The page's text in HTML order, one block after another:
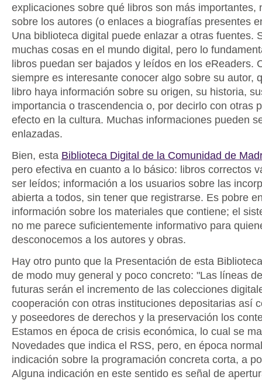
explicaciones sobre qué libros son más importantes,
sobre los autores (o enlaces a biografías presentes
Una biblioteca digital puede enlazar a otras fuentes.
muchas cosas en el mundo digital, pero lo
libros puedan ser bajados y leídos en los eReaders.
siempre es interesante conocer algo sobre su autor,
libro haya información sobre su origen, su historia,
importancia o trascendencia o, por decirlo con otras
efecto en la cultura. Muchas informaciones pueden
enlazadas.
Bien, esta Biblioteca Digital de la Comunidad de
pero efectiva en cuanto a lo básico: libros correctos
ser leídos; información a los usuarios sobre las
abierta a todos, sin tener que registrarse. Es pobre
información sobre los materiales que contiene; el
no me parece suficientemente informativo para
desconocemos a los autores y obras.
Hay otro punto que la Presentación de esta
de modo muy general y poco concreto: "Las líneas
futuras serán el incremento de las colecciones
cooperación con otras instituciones depositarias así
y poseedores de derechos y la preservación los
Estamos en época de crisis económica, lo cual se
Novedades que indica el RSS, pero, en época
indicación sobre la programación concreta corta, a
Alguna indicación en este sentido es señal de